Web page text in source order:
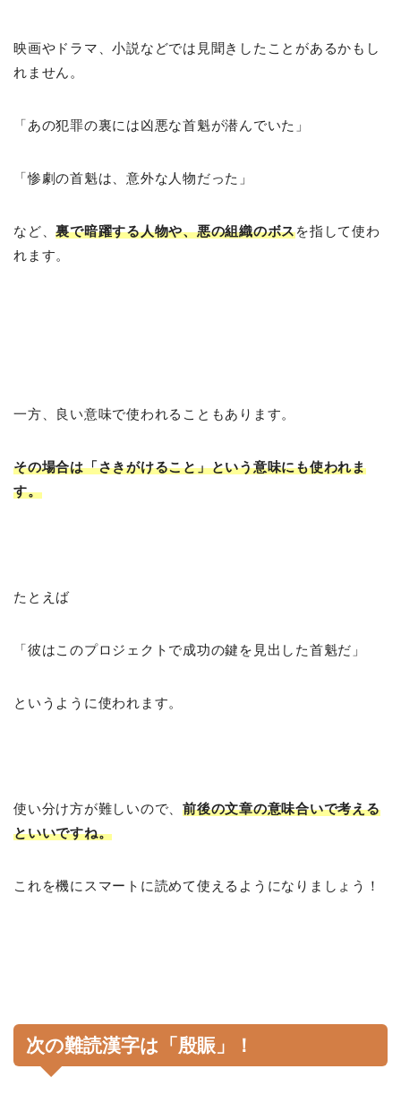
映画やドラマ、小説などでは見聞きしたことがあるかもし
れません。
「あの犯罪の裏には凶悪な首魁が潜んでいた」
「惨劇の首魁は、意外な人物だった」
など、裏で暗躍する人物や、悪の組織のボスを指して使わ
れます。
一方、良い意味で使われることもあります。
その場合は「さきがけること」という意味にも使われま
す。
たとえば
「彼はこのプロジェクトで成功の鍵を見出した首魁だ」
というように使われます。
使い分け方が難しいので、前後の文章の意味合いで考える
といいですね。
これを機にスマートに読めて使えるようになりましょう！
次の難読漢字は「殷賑」！